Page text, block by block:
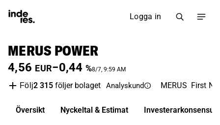
Logga in
MERUS POWER
4,56 EUR−0,44 %8/7, 9:59 AM
Följ2 315 följer bolaget Analyskund MERUS First
Översikt Nyckeltal & Estimat Investerarkonsensus